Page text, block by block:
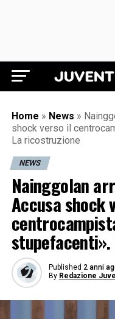
Home » News »
shock verso il
La ricostruzione
NEWS
Nainggolan
Accusa shock
Published 2 anni
By Redazione